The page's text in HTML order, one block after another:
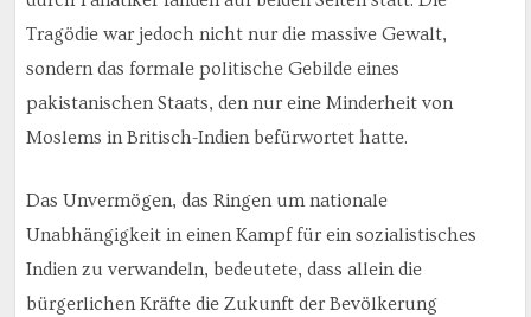
Tragödie war jedoch nicht nur die massive Gewalt,
sondern das formale politische Gebilde eines
pakistanischen Staats, den nur eine Minderheit von
Moslems in Britisch-Indien befürwortet hatte.
Das Unvermögen, das Ringen um nationale
Unabhängigkeit in einen Kampf für ein sozialistisches
Indien zu verwandeln, bedeutete, dass allein die
bürgerlichen Kräfte die Zukunft der Bevölkerung